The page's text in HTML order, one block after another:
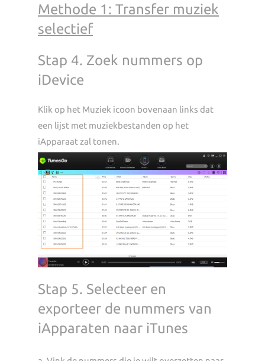
Methode 1: Transfer muziek
selectief
Stap 4. Zoek nummers op
iDevice
Klik op het Muziek icoon bovenaan links dat
een lijst met muziekbestanden op het
iApparaat zal tonen.
Stap 5. Selecteer en
exporteer de nummers van
iApparaten naar iTunes